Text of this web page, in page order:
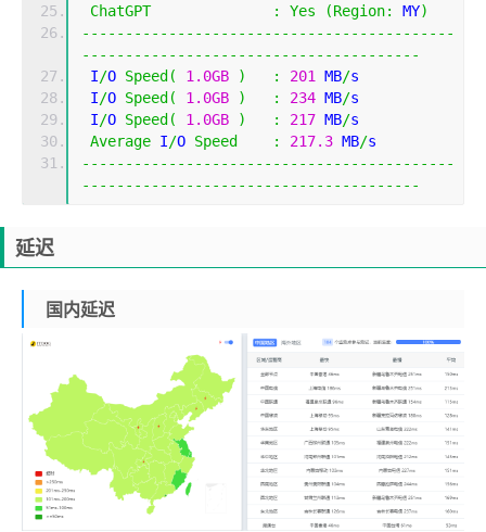
ChatGPT
: Yes (Region: MY)
-------------------------------------------
---------------------------------------
I/O Speed ( 1.0GB ) : 201 MB/s
I/O Speed ( 1.0GB ) : 234 MB/s
I/O Speed ( 1.0GB ) : 217 MB/s
Average I/O Speed : 217.3 MB/s
-------------------------------------------
---------------------------------------
延迟
国内延迟